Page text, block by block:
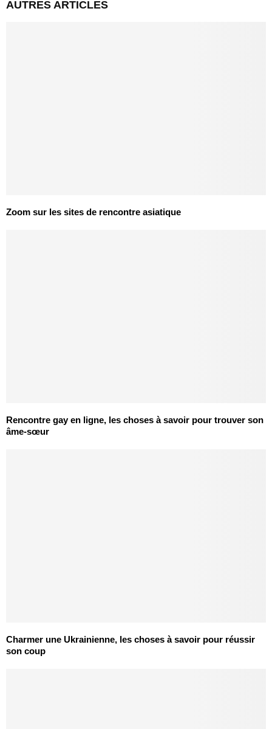
AUTRES ARTICLES
Zoom sur les sites de rencontre asiatique
Rencontre gay en ligne, les choses à savoir pour trouver son
âme-sœur
Charmer une Ukrainienne, les choses à savoir pour réussir
son coup